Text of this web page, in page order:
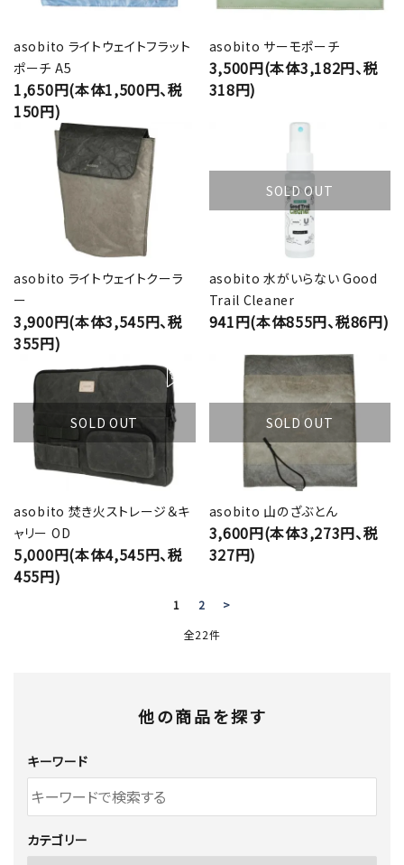
asobito ライトウェイトフラット
ポーチ A5
1,650円(本体1,500円、税
150円)
asobito サーモポーチ
3,500円(本体3,182円、税
318円)
asobito ライトウェイトクーラ
ー
3,900円(本体3,545円、税
355円)
SOLD OUT
asobito 水がいらない Good
Trail Cleaner
941円(本体855円、税86円)
SOLD OUT
asobito 焚き火ストレージ＆キ
ャリー OD
5,000円(本体4,545円、税
455円)
SOLD OUT
asobito 山のざぶとん
3,600円(本体3,273円、税
327円)
1 2
>
全22件
他の商品を探す
キーワード
カテゴリー